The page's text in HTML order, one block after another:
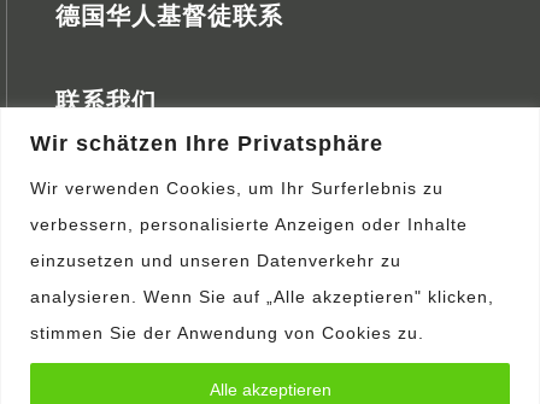
Wir schätzen Ihre Privatsphäre
Wir verwenden Cookies, um Ihr Surferlebnis zu
verbessern, personalisierte Anzeigen oder Inhalte
einzusetzen und unseren Datenverkehr zu
analysieren. Wenn Sie auf „Alle akzeptieren" klicken,
stimmen Sie der Anwendung von Cookies zu.
Alle akzeptieren
表格
德国华人基督徒联系
联系我们
开放时间，交通指引，查询表格
营会消息
Copyright ©2024 – 德国中文图书馆 All Rights Reserved.